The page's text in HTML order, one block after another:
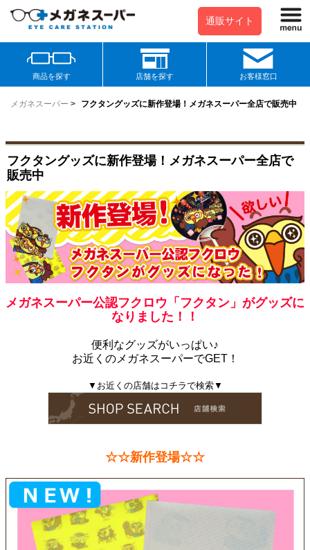
通販サイト
商品を探す 店舗を探す お客様窓口
メガネスーパー > フクタングッズに新作登場！メガネスーパー全店で販売中
フクタングッズに新作登場！メガネスーパー全店で
販売中
メガネスーパー公認フクロウ「フクタン」がグッズに
なりました！！
便利なグッズがいっぱい♪
お近くのメガネスーパーでGET！
▼お近くの店舗はコチラで検索▼
☆☆新作登場☆☆